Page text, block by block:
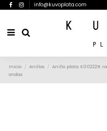
info@kuvoplata.com
Inicio Anillos
Anillo plata K00222R
ondas